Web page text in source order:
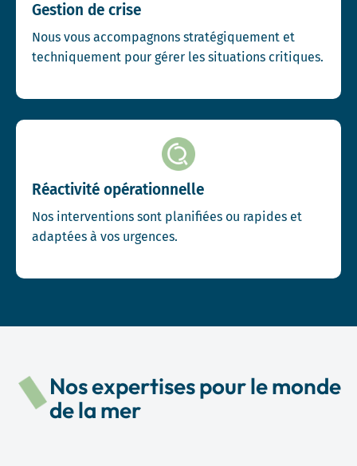
Gestion de crise
Nous vous accompagnons stratégiquement et
techniquement pour gérer les situations critiques.
Réactivité opérationnelle
Nos interventions sont planifiées ou rapides et
adaptées à vos urgences.
Nos expertises pour le monde
de la mer